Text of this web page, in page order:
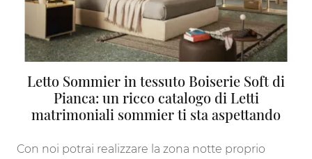
Letto Sommier in tessuto Boiserie Soft di
Pianca: un ricco catalogo di Letti
matrimoniali sommier ti sta aspettando
Con noi potrai realizzare la zona notte proprio